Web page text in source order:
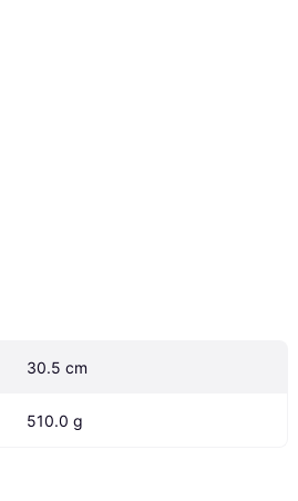
30.5 cm
510.0 g